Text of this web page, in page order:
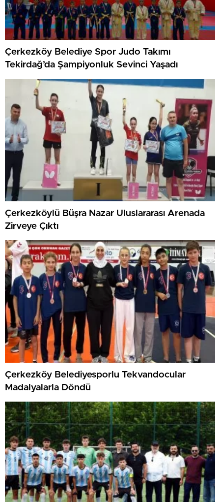
Çerkezköy Belediye Spor Judo Takımı
Tekirdağ’da Şampiyonluk Sevinci Yaşadı
Çerkezköylü Büşra Nazar Uluslararası Arenada
Zirveye Çıktı
Çerkezköy Belediyesporlu Tekvandocular
Madalyalarla Döndü